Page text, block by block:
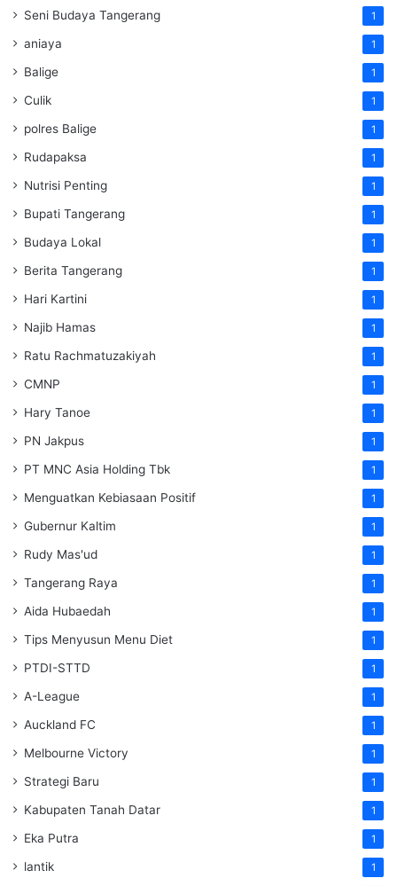
Seni Budaya Tangerang 1
aniaya 1
Balige 1
Culik 1
polres Balige 1
Rudapaksa 1
Nutrisi Penting 1
Bupati Tangerang 1
Budaya Lokal 1
Berita Tangerang 1
Hari Kartini 1
Najib Hamas 1
Ratu Rachmatuzakiyah 1
CMNP 1
Hary Tanoe 1
PN Jakpus 1
PT MNC Asia Holding Tbk 1
Menguatkan Kebiasaan Positif 1
Gubernur Kaltim 1
Rudy Mas'ud 1
Tangerang Raya 1
Aida Hubaedah 1
Tips Menyusun Menu Diet 1
PTDI-STTD 1
A-League 1
Auckland FC 1
Melbourne Victory 1
Strategi Baru 1
Kabupaten Tanah Datar 1
Eka Putra 1
lantik 1